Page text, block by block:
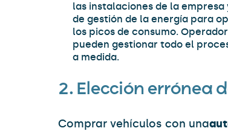
las instalaciones de la
de gestión de la energía para
los picos de consumo.
pueden gestionar todo el
a medida.
2. Elección errónea
Comprar vehículos con una